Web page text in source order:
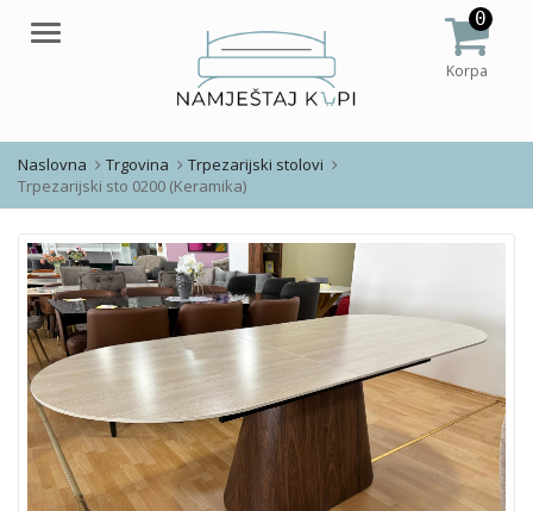
Meni
0
Korpa
Naslovna Trgovina
Trpezarijski stolovi
Trpezarijski sto 0200 (Keramika)